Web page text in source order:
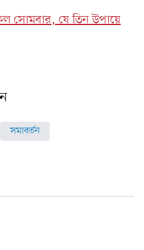
সোমবার, যে তিন উপায়ে
সমাবর্তন